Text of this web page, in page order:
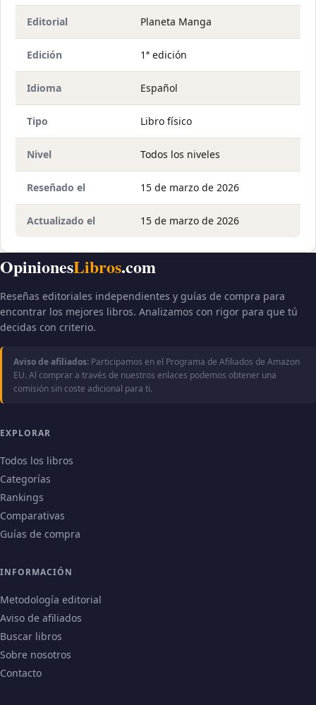
Editorial Planeta Manga
Edición 1ª edición
Idioma Español
Tipo Libro físico
Nivel Todos los niveles
Reseñado el 15 de marzo de 2026
Actualizado el 15 de marzo de 2026
OpinionesLibros.com
Reseñas editoriales independientes y guías de compra para
encontrar los mejores libros. Analizamos con rigor para que tú
decidas con criterio.
Aviso de afiliados: Participamos en el Programa de Afiliados de Amazon
EU. Al comprar a través de nuestros enlaces podemos obtener una
comisión sin coste adicional para ti.
EXPLORAR
Todos los libros
Categorías
Rankings
Comparativas
Guías de compra
INFORMACIÓN
Metodología editorial
Aviso de afiliados
Buscar libros
Sobre nosotros
Contacto